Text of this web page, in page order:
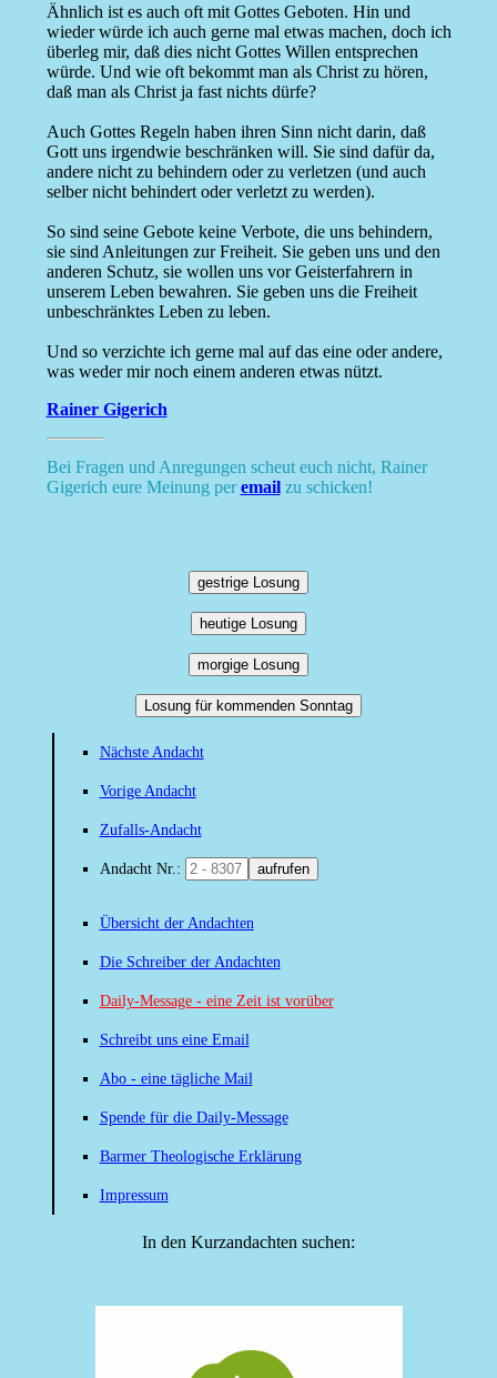
Ähnlich ist es auch oft mit Gottes Geboten. Hin und
wieder würde ich auch gerne mal etwas machen, doch ich
überleg mir, daß dies nicht Gottes Willen entsprechen
würde. Und wie oft bekommt man als Christ zu hören,
daß man als Christ ja fast nichts dürfe?
Auch Gottes Regeln haben ihren Sinn nicht darin, daß
Gott uns irgendwie beschränken will. Sie sind dafür da,
andere nicht zu behindern oder zu verletzen (und auch
selber nicht behindert oder verletzt zu werden).
So sind seine Gebote keine Verbote, die uns behindern,
sie sind Anleitungen zur Freiheit. Sie geben uns und den
anderen Schutz, sie wollen uns vor Geisterfahrern in
unserem Leben bewahren. Sie geben uns die Freiheit
unbeschränktes Leben zu leben.
Und so verzichte ich gerne mal auf das eine oder andere,
was weder mir noch einem anderen etwas nützt.
Rainer Gigerich
Bei Fragen und Anregungen scheut euch nicht, Rainer
Gigerich eure Meinung peremailzu schicken!
gestrige Losung
heutige Losung
morgige Losung
Losung für kommenden Sonntag
Nächste Andacht
Vorige Andacht
Zufalls-Andacht
Andacht Nr.: aufrufen
Übersicht der Andachten
Die Schreiber der Andachten
Daily-Message - eine Zeit ist vorüber
Schreibt uns eine Email
Abo - eine tägliche Mail
Spende für die Daily-Message
Barmer Theologische Erklärung
Impressum
In den Kurzandachten suchen: